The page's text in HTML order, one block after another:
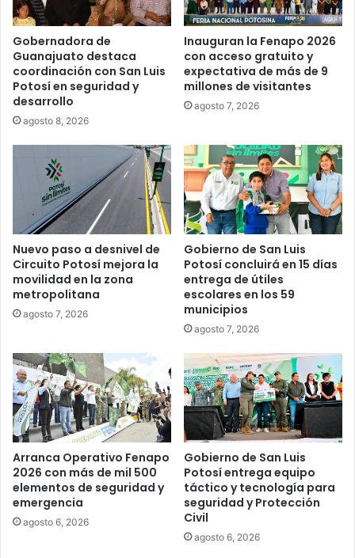
Gobernadora de
Guanajuato destaca
coordinación con San Luis
Potosí en seguridad y
desarrollo
agosto 8, 2026
Inauguran la Fenapo 2026
con acceso gratuito y
expectativa de más de 9
millones de visitantes
agosto 7, 2026
Nuevo paso a desnivel de
Circuito Potosí mejora la
movilidad en la zona
metropolitana
agosto 7, 2026
Gobierno de San Luis
Potosí concluirá en 15 días
entrega de útiles
escolares en los 59
municipios
agosto 7, 2026
Arranca Operativo Fenapo
2026 con más de mil 500
elementos de seguridad y
emergencia
agosto 6, 2026
Gobierno de San Luis
Potosí entrega equipo
táctico y tecnología para
seguridad y Protección
Civil
agosto 6, 2026